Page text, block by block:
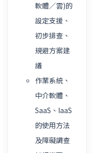
軟體／雲)的
設定支援、
初步排查、
規避方案建
議
作業系統、
中介軟體、
SaaS、IaaS
的使用方法
及障礙調查